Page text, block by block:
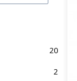
20
2